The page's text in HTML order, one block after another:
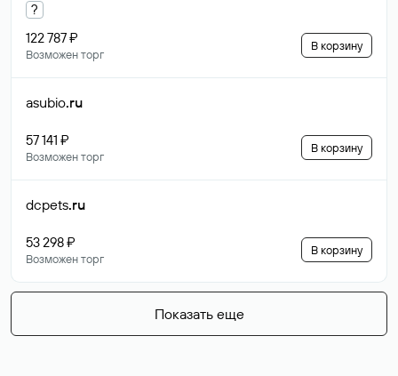
?
122 787 ₽
Возможен торг
В корзину
asubio.ru
57 141 ₽
Возможен торг
В корзину
dcpets.ru
53 298 ₽
Возможен торг
В корзину
Показать еще